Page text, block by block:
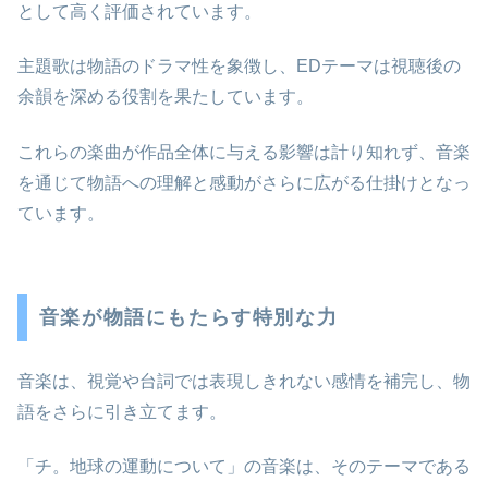
として高く評価されています。
主題歌は物語のドラマ性を象徴し、EDテーマは視聴後の
余韻を深める役割を果たしています。
これらの楽曲が作品全体に与える影響は計り知れず、音楽
を通じて物語への理解と感動がさらに広がる仕掛けとなっ
ています。
音楽が物語にもたらす特別な力
音楽は、視覚や台詞では表現しきれない感情を補完し、物
語をさらに引き立てます。
「チ。地球の運動について」の音楽は、そのテーマである